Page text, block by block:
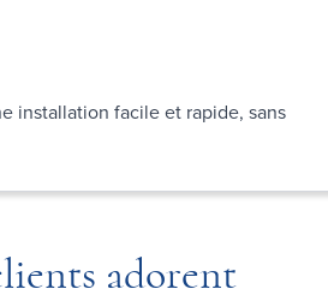
installation facile et rapide, sans
adorent